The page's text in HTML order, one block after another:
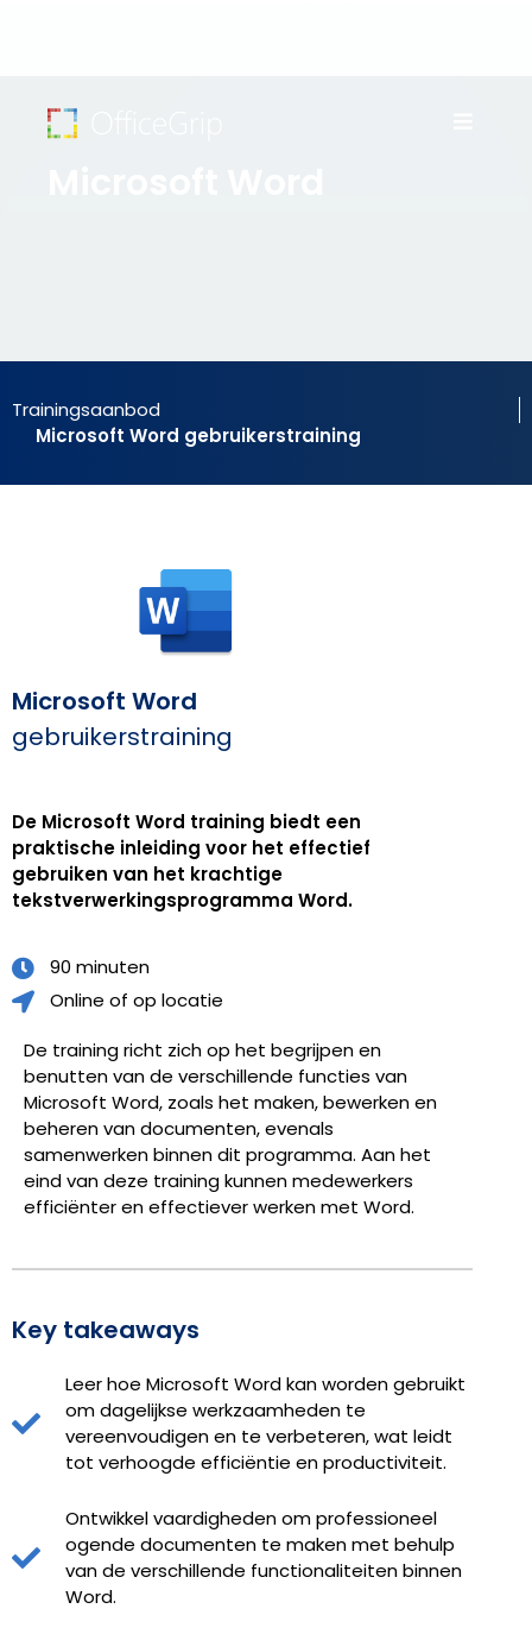
Trainingsaanbod
Microsoft Word gebruikerstraining
Microsoft Word
gebruikerstraining
De Microsoft Word training biedt een
praktische inleiding voor het effectief
gebruiken van het krachtige
tekstverwerkingsprogramma Word.
90 minuten
Online of op locatie
De training richt zich op het begrijpen en
benutten van de verschillende functies van
Microsoft Word, zoals het maken, bewerken en
beheren van documenten, evenals
samenwerken binnen dit programma. Aan het
eind van deze training kunnen medewerkers
efficiënter en effectiever werken met Word.
Key takeaways
Leer hoe Microsoft Word kan worden gebruikt
om dagelijkse werkzaamheden te
vereenvoudigen en te verbeteren, wat leidt
tot verhoogde efficiëntie en productiviteit.
Ontwikkel vaardigheden om professioneel
ogende documenten te maken met behulp
van de verschillende functionaliteiten binnen
Word.